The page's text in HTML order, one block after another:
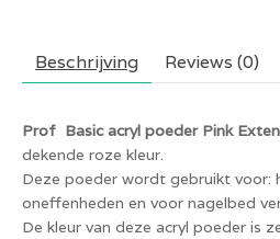
Beschrijving Reviews (0)
Prof Basic acryl poeder Pink
dekende roze kleur.
Deze poeder wordt gebruikt voor:
oneffenheden en voor nagelbed
De kleur van deze acryl poeder is